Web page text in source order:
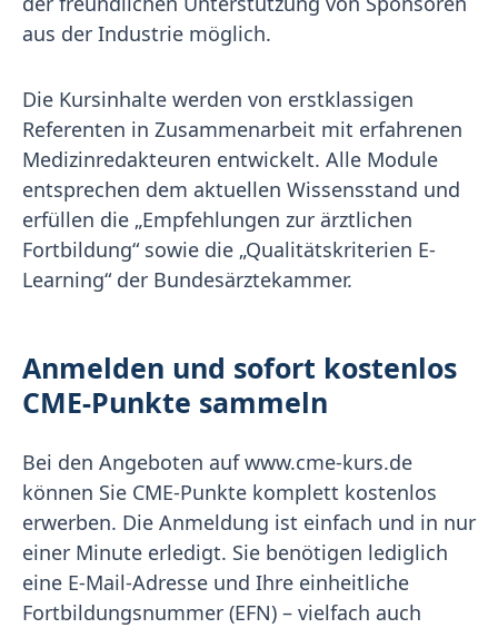
aus der Industrie möglich.
Die Kursinhalte werden von erstklassigen
Referenten in Zusammenarbeit mit erfahrenen
Medizinredakteuren entwickelt. Alle Module
entsprechen dem aktuellen Wissensstand und
erfüllen die „Empfehlungen zur ärztlichen
Fortbildung“ sowie die „Qualitätskriterien E-
Learning“ der Bundesärztekammer.
Anmelden und sofort kostenlos
CME-Punkte sammeln
Bei den Angeboten auf www.cme-kurs.de
können Sie CME-Punkte komplett kostenlos
erwerben. Die Anmeldung ist einfach und in nur
einer Minute erledigt. Sie benötigen lediglich
eine E-Mail-Adresse und Ihre einheitliche
Fortbildungsnummer (EFN) – vielfach auch